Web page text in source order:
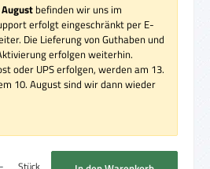
befinden wir uns im
erfolgt eingeschränkt per E-
Die Lieferung von Guthaben und
erfolgen weiterhin.
oder UPS erfolgen, werden am 13.
10. August sind wir dann wieder
Wert ein oder benutze die Schaltflächen um